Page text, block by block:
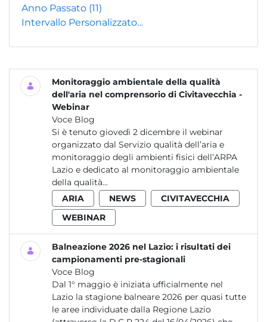
Anno Passato (11)
Intervallo Personalizzato…
Monitoraggio ambientale della qualità
dell'aria nel comprensorio di Civitavecchia -
Webinar
Voce Blog
Si è tenuto giovedì 2 dicembre il webinar
organizzato dal Servizio qualità dell’aria e
monitoraggio degli ambienti fisici dell’ARPA
Lazio e dedicato al monitoraggio ambientale
della qualità...
ARIA
NEWS
CIVITAVECCHIA
WEBINAR
Balneazione 2026 nel Lazio: i risultati dei
campionamenti pre-stagionali
Voce Blog
Dal 1° maggio è iniziata ufficialmente nel
Lazio la stagione balneare 2026 per quasi tutte
le aree individuate dalla Regione Lazio